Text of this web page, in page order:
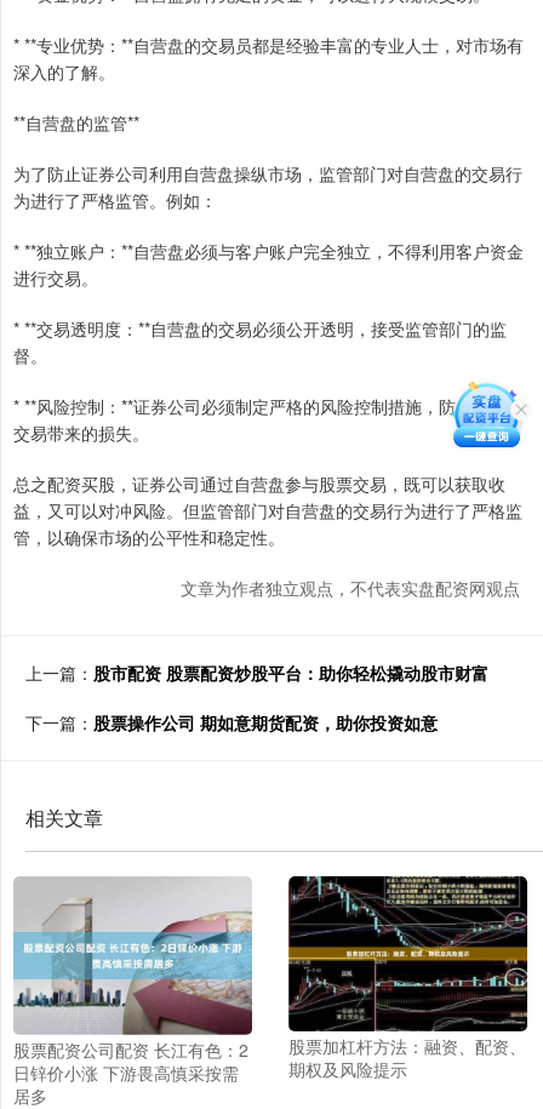
* **专业优势：**自营盘的交易员都是经验丰富的专业人士，对市场有
深入的了解。
**自营盘的监管**
为了防止证券公司利用自营盘操纵市场，监管部门对自营盘的交易行
为进行了严格监管。例如：
* **独立账户：**自营盘必须与客户账户完全独立，不得利用客户资金
进行交易。
* **交易透明度：**自营盘的交易必须公开透明，接受监管部门的监
督。
* **风险控制：**证券公司必须制定严格的风险控制措施，防止自营盘
交易带来的损失。
总之配资买股，证券公司通过自营盘参与股票交易，既可以获取收
益，又可以对冲风险。但监管部门对自营盘的交易行为进行了严格监
管，以确保市场的公平性和稳定性。
文章为作者独立观点，不代表实盘配资网观点
上一篇： 股市配资 股票配资炒股平台：助你轻松撬动股市财富
下一篇： 股票操作公司 期如意期货配资，助你投资如意
相关文章
股票配资公司配资 长江有色：2
日锌价小涨 下游畏高慎采按需
居多
股票加杠杆方法：融资、配资、
期权及风险提示